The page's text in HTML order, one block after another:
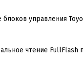
управления
чтение FullFlash